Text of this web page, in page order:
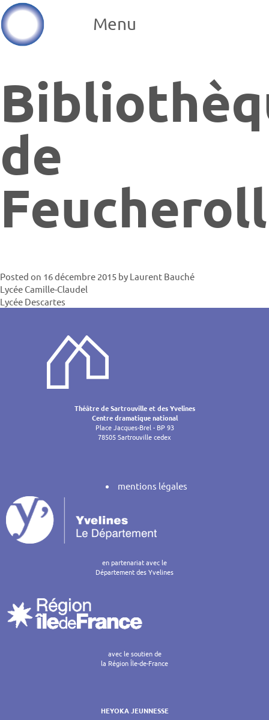
Menu
de
Posted on 16 décembre 2015 by Laurent Bauché
de
l’article
Lycée Camille-Claudel
Lycée Descartes
Théâtre de Sartrouville et des Yvelines
Centre dramatique national
Place Jacques-Brel - BP 93
78505 Sartrouville cedex
mentions légales
en partenariat avec le
Département des Yvelines
avec le soutien de
la Région Île-de-France
HEYOKA JEUNNESSE